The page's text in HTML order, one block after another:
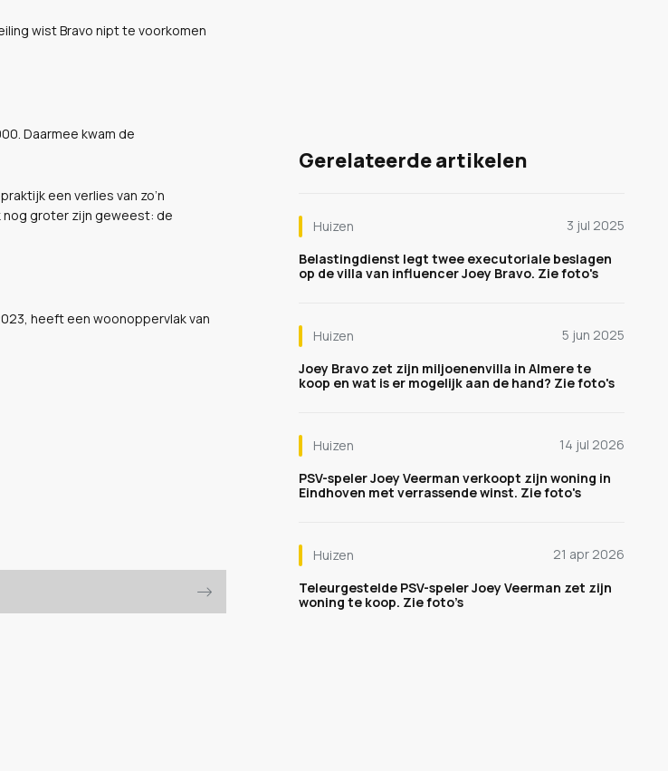
wist Bravo nipt te voorkomen
Daarmee kwam de
een verlies van zo’n
nog groter zijn geweest: de
heeft een woonoppervlak van
Gerelateerde artikelen
Huizen
3 jul 2025
Belastingdienst legt twee executoriale beslagen
op de villa van influencer Joey Bravo. Zie foto's
Huizen
5 jun 2025
Joey Bravo zet zijn miljoenenvilla in Almere te
koop en wat is er mogelijk aan de hand? Zie foto's
Huizen
14 jul 2026
PSV-speler Joey Veerman verkoopt zijn woning in
Eindhoven met verrassende winst. Zie foto's
Huizen
21 apr 2026
Teleurgestelde PSV-speler Joey Veerman zet zijn
woning te koop. Zie foto’s